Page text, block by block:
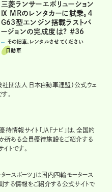
三菱ランサーエボリューション
Ⅸ MRのレンタカーに試乗。４
G63型エンジン搭載ラストバ
ージョンの完成度は? ＃36
その旧車、レンタルさせてください
自動車
社団法人 日本自動車連盟）公式ウェ
。
待情報サイト「JAFナビ」は、全国約
ある会員優待施設をご紹介する
トです。
タースポーツ」は国内四輪モータース
する情報をご紹介する公式サイトで